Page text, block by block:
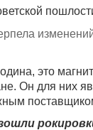
это
Он для них